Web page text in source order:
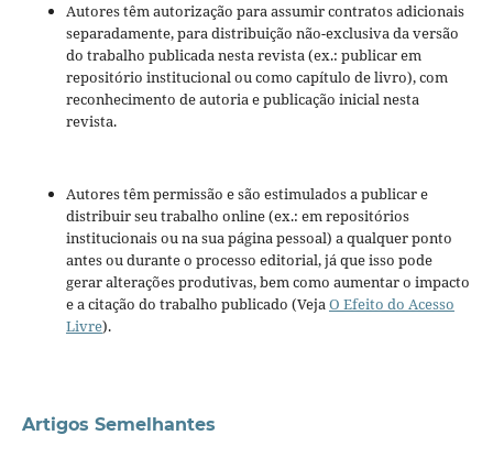
Autores têm autorização para assumir contratos adicionais
separadamente, para distribuição não-exclusiva da versão
do trabalho publicada nesta revista (ex.: publicar em
repositório institucional ou como capítulo de livro), com
reconhecimento de autoria e publicação inicial nesta
revista.
Autores têm permissão e são estimulados a publicar e
distribuir seu trabalho online (ex.: em repositórios
institucionais ou na sua página pessoal) a qualquer ponto
antes ou durante o processo editorial, já que isso pode
gerar alterações produtivas, bem como aumentar o impacto
e a citação do trabalho publicado (VejaO Efeito do Acesso
Livre).
Artigos Semelhantes